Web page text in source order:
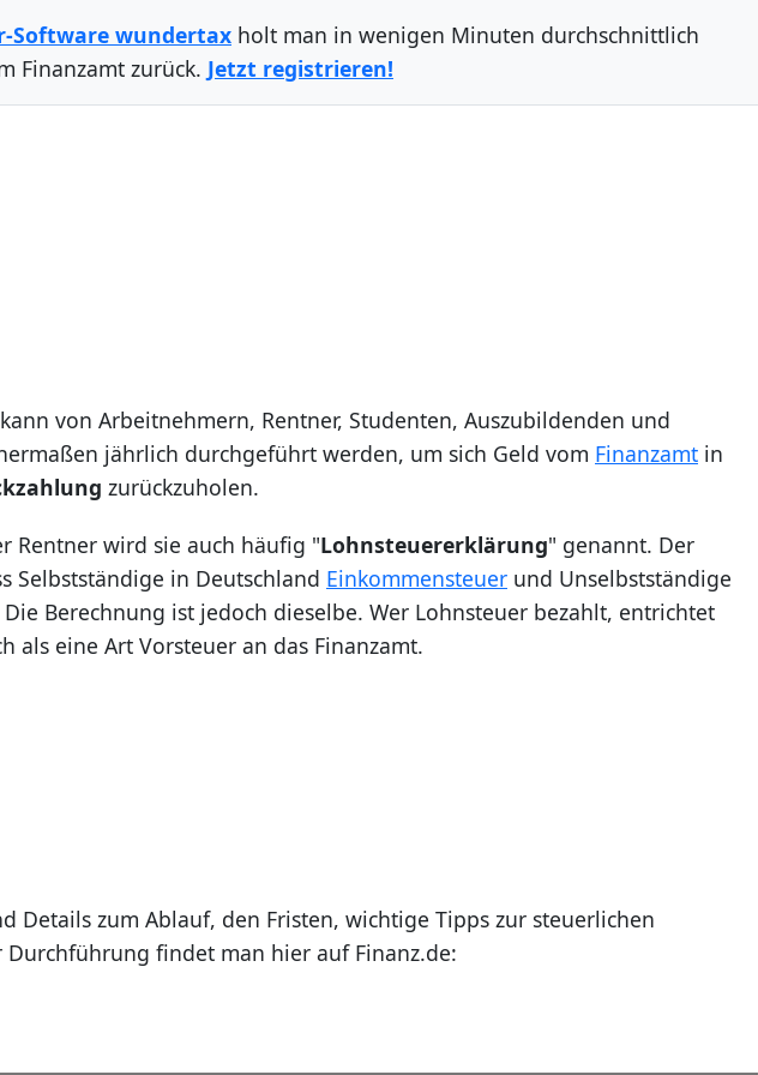
Software wundertax holt man in wenigen Minuten durchschnittlich
Finanzamt zurück. Jetzt registrieren!
von Arbeitnehmern, Rentner, Studenten, Auszubildenden und
jährlich durchgeführt werden, um sich Geld vom Finanzamt in
zurückzuholen.
Rentner wird sie auch häufig "Lohnsteuererklärung" genannt. Der
Selbstständige in Deutschland Einkommensteuer und Unselbstständige
Berechnung ist jedoch dieselbe. Wer Lohnsteuer bezahlt, entrichtet
als eine Art Vorsteuer an das Finanzamt.
Details zum Ablauf, den Fristen, wichtige Tipps zur steuerlichen
Durchführung findet man hier auf Finanz.de: